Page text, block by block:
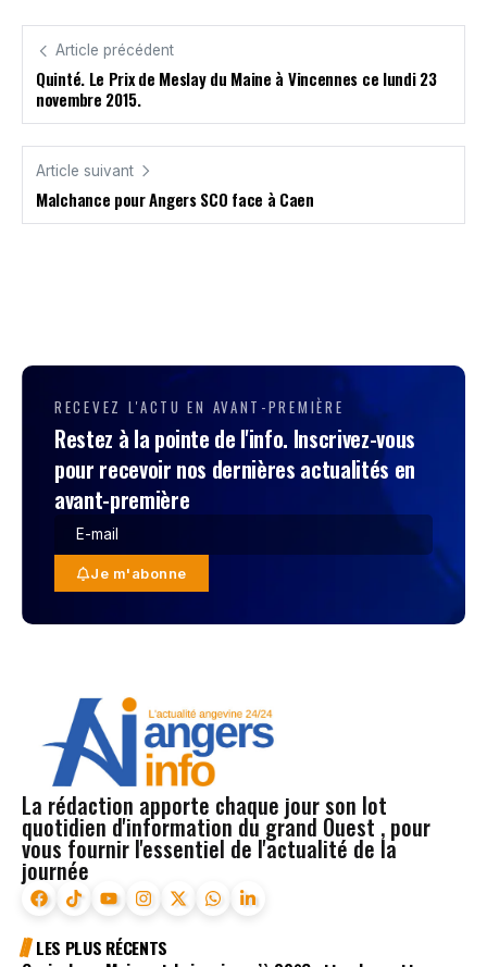
Article précédent
Quinté. Le Prix de Meslay du Maine à Vincennes ce lundi 23
novembre 2015.
Article suivant
Malchance pour Angers SCO face à Caen
RECEVEZ L'ACTU EN AVANT-PREMIÈRE
Restez à la pointe de l'info. Inscrivez-vous
pour recevoir nos dernières actualités en
avant-première
Je m'abonne
La rédaction apporte chaque jour son lot
quotidien d'information du grand Ouest , pour
vous fournir l'essentiel de l'actualité de la
journée
LES PLUS RÉCENTS